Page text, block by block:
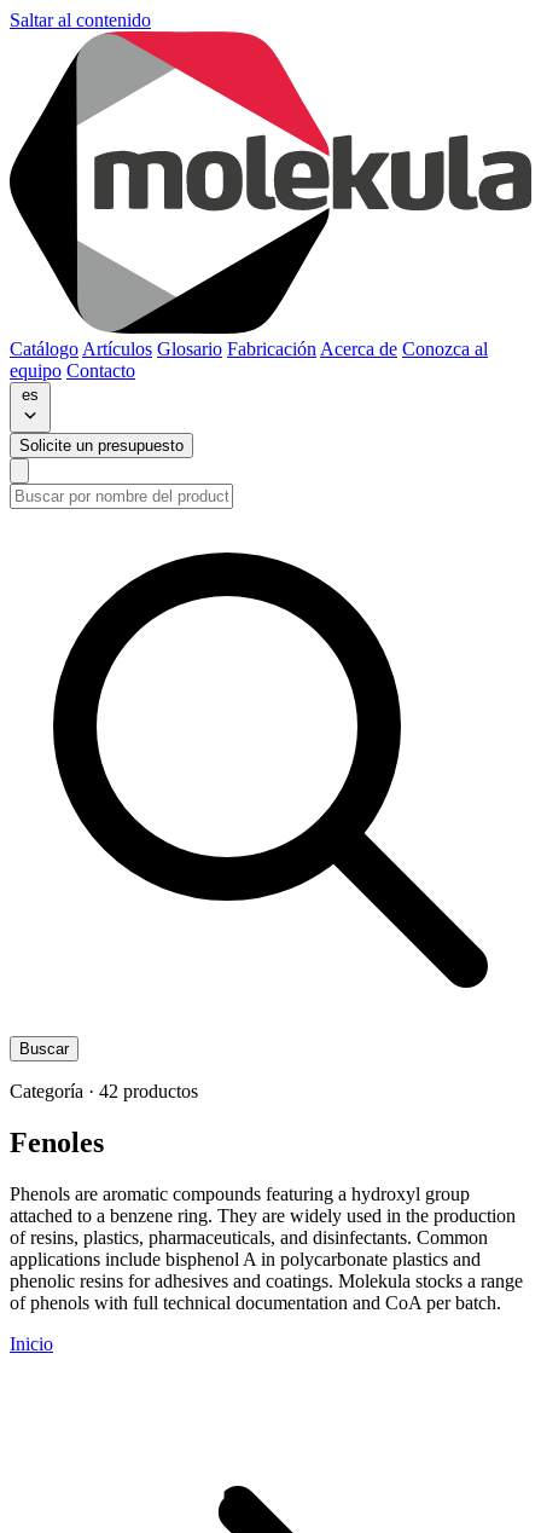
Saltar al contenido
Catálogo Artículos Glosario Fabricación Acerca de Conozca al
equipo Contacto
es
Solicite un presupuesto
Buscar
Categoría · 42 productos
Fenoles
Phenols are aromatic compounds featuring a hydroxyl group
attached to a benzene ring. They are widely used in the production
of resins, plastics, pharmaceuticals, and disinfectants. Common
applications include bisphenol A in polycarbonate plastics and
phenolic resins for adhesives and coatings. Molekula stocks a range
of phenols with full technical documentation and CoA per batch.
Inicio